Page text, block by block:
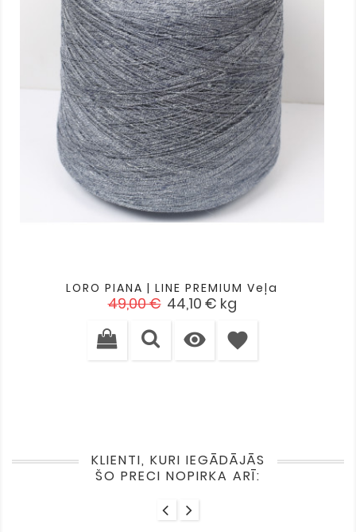
LORO PIANA | LINE PREMIUM Veļa
Standarta
49,00 € Cena
44,10 € kg
 favorite
KLIENTI, KURI IEGĀDĀJĀS
ŠO PRECI NOPIRKA ARĪ: